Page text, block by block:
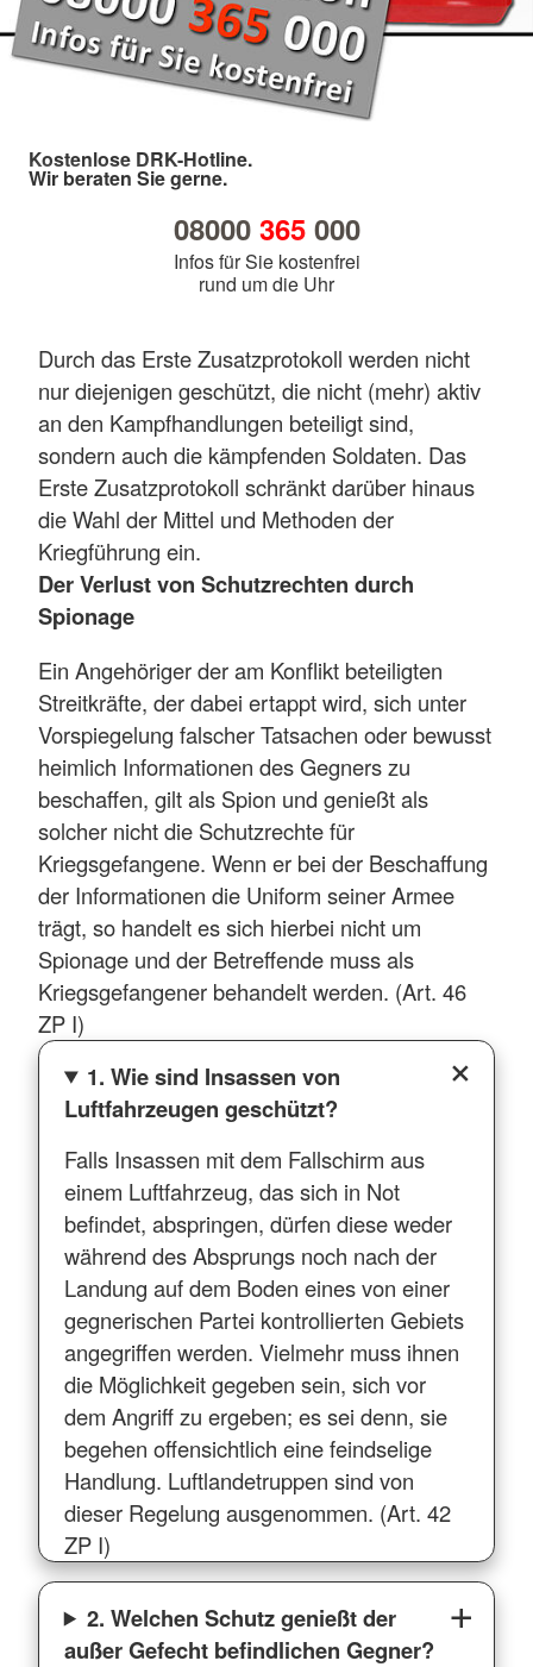
Kostenlose DRK-Hotline.
Wir beraten Sie gerne.
08000 365000
Infos für Sie kostenfrei
rund um die Uhr
Durch das Erste Zusatzprotokoll werden nicht
nur diejenigen geschützt, die nicht (mehr) aktiv
an den Kampfhandlungen beteiligt sind,
sondern auch die kämpfenden Soldaten. Das
Erste Zusatzprotokoll schränkt darüber hinaus
die Wahl der Mittel und Methoden der
Kriegführung ein.
Der Verlust von Schutzrechten durch
Spionage
Ein Angehöriger der am Konflikt beteiligten
Streitkräfte, der dabei ertappt wird, sich unter
Vorspiegelung falscher Tatsachen oder bewusst
heimlich Informationen des Gegners zu
beschaffen, gilt als Spion und genießt als
solcher nicht die Schutzrechte für
Kriegsgefangene. Wenn er bei der Beschaffung
der Informationen die Uniform seiner Armee
trägt, so handelt es sich hierbei nicht um
Spionage und der Betreffende muss als
Kriegsgefangener behandelt werden. (Art. 46
ZP I)
1. Wie sind Insassen von
Luftfahrzeugen geschützt?
Falls Insassen mit dem Fallschirm aus
einem Luftfahrzeug, das sich in Not
befindet, abspringen, dürfen diese weder
während des Absprungs noch nach der
Landung auf dem Boden eines von einer
gegnerischen Partei kontrollierten Gebiets
angegriffen werden. Vielmehr muss ihnen
die Möglichkeit gegeben sein, sich vor
dem Angriff zu ergeben; es sei denn, sie
begehen offensichtlich eine feindselige
Handlung. Luftlandetruppen sind von
dieser Regelung ausgenommen. (Art. 42
ZP I)
2. Welchen Schutz genießt der
außer Gefecht befindlichen Gegner?